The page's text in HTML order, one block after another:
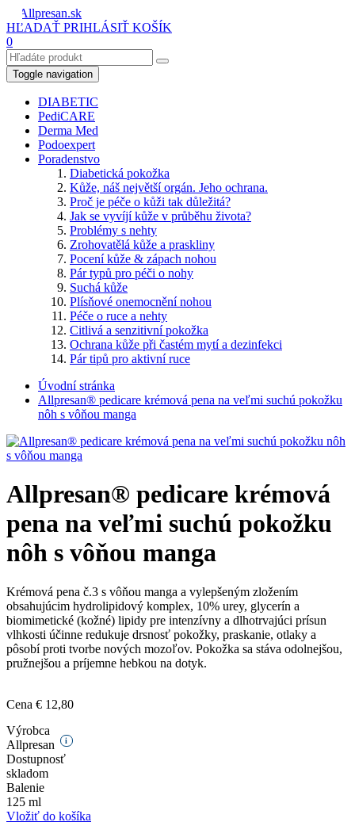
HĽADAŤ PRIHLÁSIŤ KOŠÍK
0
Toggle navigation
DIABETIC
PediCARE
Derma Med
Podoexpert
Poradenstvo
Diabetická pokožka
Kůže, náš největší orgán. Jeho ochrana.
Proč je péče o kůži tak důležitá?
Jak se vyvíjí kůže v průběhu života?
Problémy s nehty
Zrohovatělá kůže a praskliny
Pocení kůže & zápach nohou
Pár typů pro péči o nohy
Suchá kůže
Plísňové onemocnění nohou
Péče o ruce a nehty
Citlivá a senzitivní pokožka
Ochrana kůže při častém mytí a dezinfekci
Pár tipů pro aktivní ruce
Úvodní stránka
Allpresan® pedicare krémová pena na veľmi suchú pokožku
nôh s vôňou manga
Allpresan® pedicare krémová
pena na veľmi suchú pokožku
nôh s vôňou manga
Krémová pena č.3 s vôňou manga a vylepšeným zložením
obsahujúcim hydrolipidový komplex, 10% urey, glycerín a
biomimetické (kožné) lipidy pre intenzívny a dlhotrvajúci prísun
vlhkosti účinne redukuje drsnosť pokožky, praskanie, otlaky a
pôsobí proti tvorbe nových mozoľov. Pokožka sa stáva odolnejšou,
pružnejšou a príjemne hebkou na dotyk.
Cena € 12,80
Výrobca
Allpresan
i
Dostupnosť
skladom
Balenie
125 ml
Vložiť do košíka